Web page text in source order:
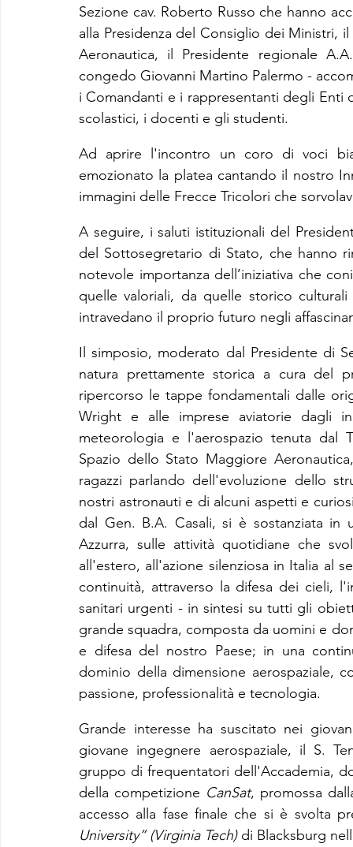
Sezione cav. Roberto Russo che hanno
alla Presidenza del Consiglio dei Ministri,
Aeronautica, il Presidente regionale
congedo Giovanni Martino Palermo -
i Comandanti e i rappresentanti degli Enti
scolastici, i docenti e gli studenti.
Ad aprire l'incontro un coro di voci
emozionato la platea cantando il nostro
immagini delle Frecce Tricolori che
A seguire, i saluti istituzionali del
del Sottosegretario di Stato, che hanno
notevole importanza dell’iniziativa che
quelle valoriali, da quelle storico
intravedano il proprio futuro negli
Il simposio, moderato dal Presidente di
natura prettamente storica a cura del
ripercorso le tappe fondamentali dalle
Wright e alle imprese aviatorie dagli
meteorologia e l'aerospazio tenuta dal
Spazio dello Stato Maggiore
ragazzi parlando dell'evoluzione dello
nostri astronauti e di alcuni aspetti e
dal Gen. B.A. Casali, si è sostanziata
Azzurra, sulle attività quotidiane che
all'estero, all'azione silenziosa in Italia al
continuità, attraverso la difesa dei cieli,
sanitari urgenti - in sintesi su tutti gli
grande squadra, composta da uomini e
e difesa del nostro Paese; in una
dominio della dimensione aerospaziale,
passione, professionalità e tecnologia.
Grande interesse ha suscitato nei
giovane ingegnere aerospaziale, il S.
gruppo di frequentatori dell'Accademia,
della competizione CanSat, promossa
accesso alla fase finale che si è svolta
University” (Virginia Tech) di Blacksburg